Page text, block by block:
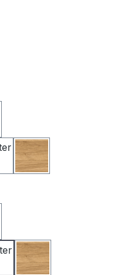
Wildeiche
Wildeiche